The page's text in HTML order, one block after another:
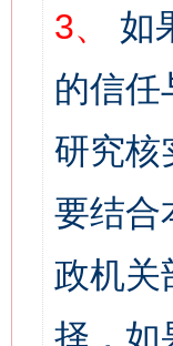
3、
如
的信任
研究核
要结合
政机关
择，如